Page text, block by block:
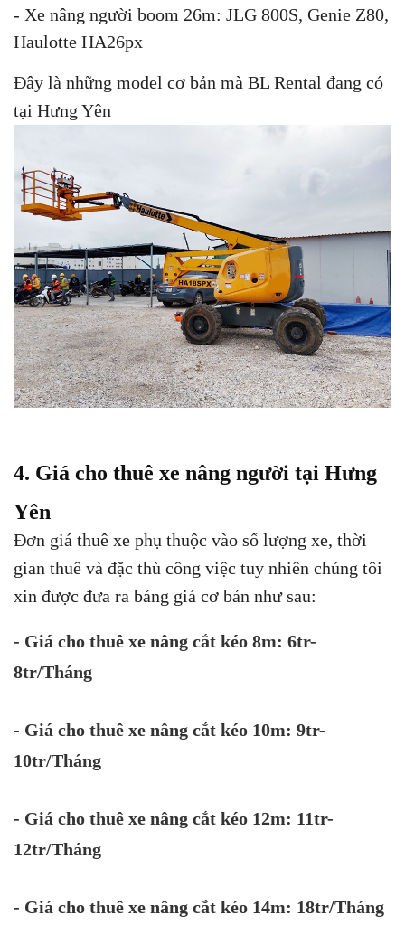
- Xe nâng người boom 26m: JLG 800S, Genie Z80,
Haulotte HA26px
Đây là những model cơ bản mà BL Rental đang có
tại Hưng Yên
4. Giá cho thuê xe nâng người tại Hưng
Yên
Đơn giá thuê xe phụ thuộc vào số lượng xe, thời
gian thuê và đặc thù công việc tuy nhiên chúng tôi
xin được đưa ra bảng giá cơ bản như sau:
- Giá cho thuê xe nâng cắt kéo 8m: 6tr-
8tr/Tháng
- Giá cho thuê xe nâng cắt kéo 10m: 9tr-
10tr/Tháng
- Giá cho thuê xe nâng cắt kéo 12m: 11tr-
12tr/Tháng
- Giá cho thuê xe nâng cắt kéo 14m: 18tr/Tháng